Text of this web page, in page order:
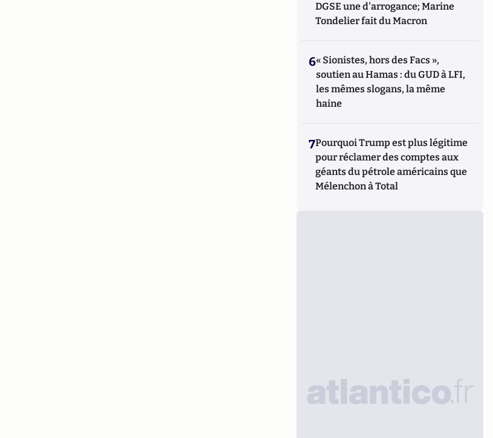
DGSE une d'arrogance; Marine
Tondelier fait du Macron
6« Sionistes, hors des Facs »,
soutien au Hamas : du GUD à LFI,
les mêmes slogans, la même
haine
7Pourquoi Trump est plus légitime
pour réclamer des comptes aux
géants du pétrole américains que
Mélenchon à Total